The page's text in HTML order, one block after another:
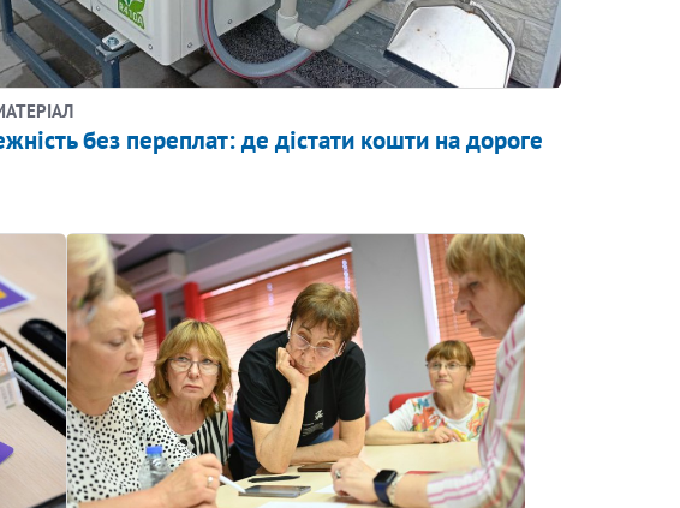
без переплат: де дістати кошти на дороге